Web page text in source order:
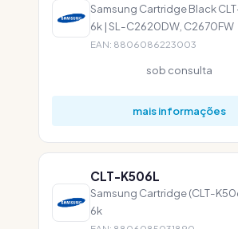
Samsung Cartridge Black
6k | SL-C2620DW, C2670FW
EAN: 8806086223003
sob consulta
mais informações
CLT-K506L
Samsung Cartridge (CLT-
6k